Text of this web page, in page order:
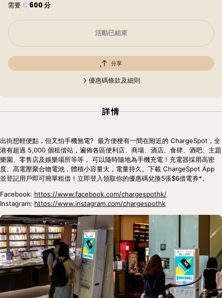
需要 C 600分
活動已結束
分享
優惠碼條款及細則
詳情
出街想輕便點，但又怕手機無電?  最方便梗有一間在附近的 ChargeSpot，全
港有超過 5,000 個租借站，遍佈各區便利店、商場、酒店、食肆、酒吧、主題
樂園、零售店及娛樂場所等等， 可以隨時隨地為手機充電！充電器採用高密
度、高電壓聚合物電池，體積小容量大，電量持久。下載 ChargeSpot App
並登記用戶即可簡單租借！立即登入領取你的優惠碼兌換5張$6借電券*。
Facebook: https://www.facebook.com/chargespothk/
Instagram: https://www.instagram.com/chargespothk